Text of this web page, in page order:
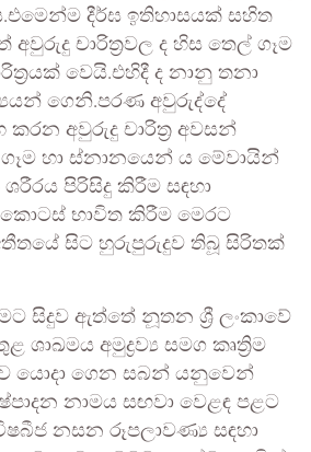
දීර්ඝ ඉතිහාසයක් සහිත
චාරිත්‍රවල ද හිස තෙල් ගෑම
වෙයි.එහිදී ද නානු තනා
ගෙනි.පරණ අවුරුද්දේ
අවුරුදු චාරිත්‍ර අවසන්
හා ස්නානයෙන් ය මේවායින්
පිරිසිදු කිරීම සඳහා
කොටස් භාවිත කිරීම මෙරට
සිට හුරුපුරුදුව තිබූ සිරිතක්
සිදුව ඇත්තේ නූතන ශ්‍රී ලංකාවේ
ශාඛමය අමුද්‍රව්‍ය සමග කෘත්‍රිම
යොදා ගෙන සබන් යනුවෙන්
නාමය සඟවා වෙළඳ පළට
නසන රූපලාවණ්‍ය සඳහා